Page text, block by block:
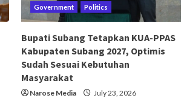
Government Politics
Bupati Subang Tetapkan KUA-PPAS
Kabupaten Subang 2027, Optimis
Sudah Sesuai Kebutuhan
Masyarakat
Narose Media July 23, 2026